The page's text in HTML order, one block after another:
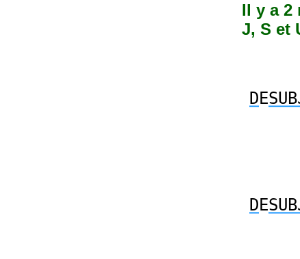
Il y a 2
J, S et
DE
DE